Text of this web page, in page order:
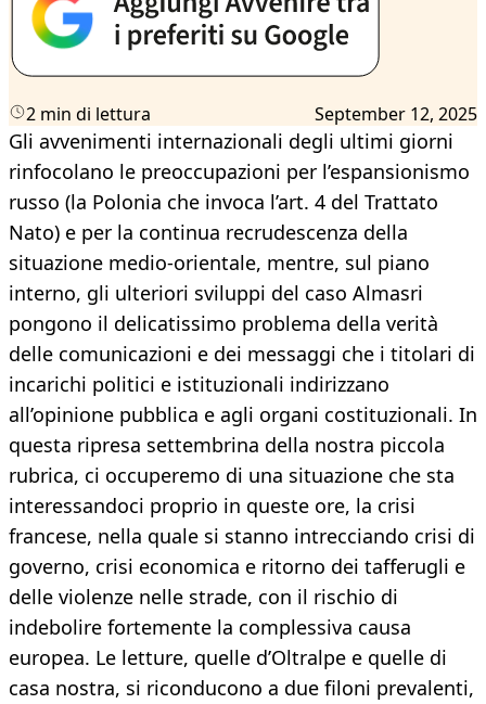
2 min di lettura September 12, 2025
Gli avvenimenti internazionali degli ultimi giorni
rinfocolano le preoccupazioni per l’espansionismo
russo (la Polonia che invoca l’art. 4 del Trattato
Nato) e per la continua recrudescenza della
situazione medio-orientale, mentre, sul piano
interno, gli ulteriori sviluppi del caso Almasri
pongono il delicatissimo problema della verità
delle comunicazioni e dei messaggi che i titolari di
incarichi politici e istituzionali indirizzano
all’opinione pubblica e agli organi costituzionali. In
questa ripresa settembrina della nostra piccola
rubrica, ci occuperemo di una situazione che sta
interessandoci proprio in queste ore, la crisi
francese, nella quale si stanno intrecciando crisi di
governo, crisi economica e ritorno dei tafferugli e
delle violenze nelle strade, con il rischio di
indebolire fortemente la complessiva causa
europea. Le letture, quelle d’Oltralpe e quelle di
casa nostra, si riconducono a due filoni prevalenti,